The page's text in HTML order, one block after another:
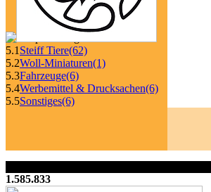
5.1 Steiff Tiere(62)
5.2Woll-Miniaturen(1)
5.3Fahrzeuge(6)
5.4Werbemittel & Drucksachen(6)
5.5Sonstiges(6)
1.585.833